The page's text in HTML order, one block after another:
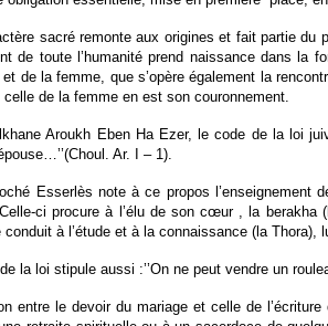
sacré remonte aux origines et fait partie du
de toute l’humanité prend naissance dans la
et de la femme, que s’opère également la
de la femme en est son couronnement.
Aroukh Eben Ha Ezer, le code de la loi
Ar. I – 1).
Esserlès note à ce propos
ci procure à l’élu de son cœur , la berakha
conduit à l’étude et à la connaissance (la
de la loi stipule aussi :’’On ne peut vendre un
entre le devoir du mariage et celle de